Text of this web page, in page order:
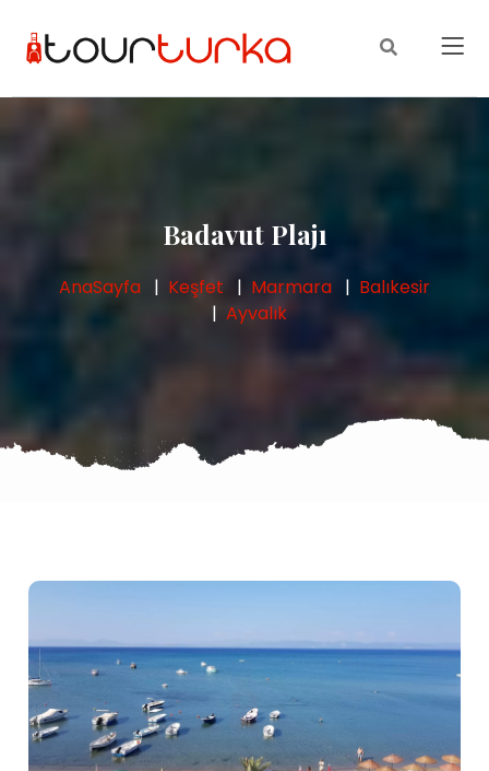
Badavut Plajı
AnaSayfa Keşfet Marmara
Balıkesir
Ayvalık